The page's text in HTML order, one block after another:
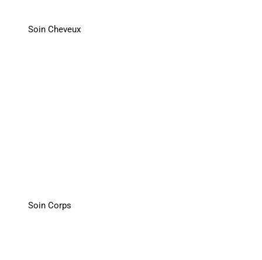
Soin Cheveux
Soin Corps